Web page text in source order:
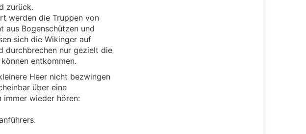
zurück.
werden die Truppen von
aus Bogenschützen und
sich die Wikinger auf
durchbrechen nur gezielt die
entkommen.
Heer nicht bezwingen
über eine
immer wieder hören: